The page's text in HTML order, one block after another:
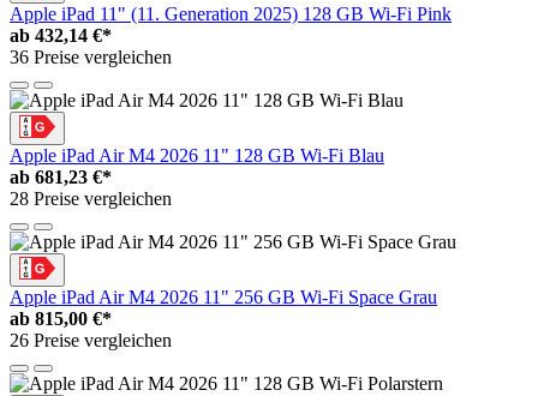
Apple iPad 11" (11. Generation 2025) 128 GB Wi-Fi Pink
ab 432,14 €*
36 Preise vergleichen
Apple iPad Air M4 2026 11" 128 GB Wi-Fi Blau
ab 681,23 €*
28 Preise vergleichen
Apple iPad Air M4 2026 11" 256 GB Wi-Fi Space Grau
ab 815,00 €*
26 Preise vergleichen